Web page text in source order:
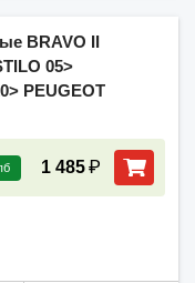
BRAVO II
05>
PEUGEOT
1 485₽